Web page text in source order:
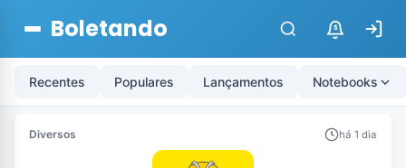
Boletando $
Recentes Populares Lançamentos Notebooks
Diversos há 1 dia